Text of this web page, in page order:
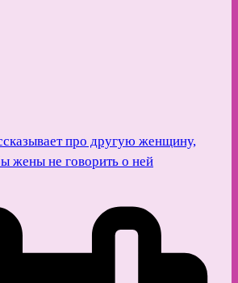
про другую женщину,
жены не говорить о ней